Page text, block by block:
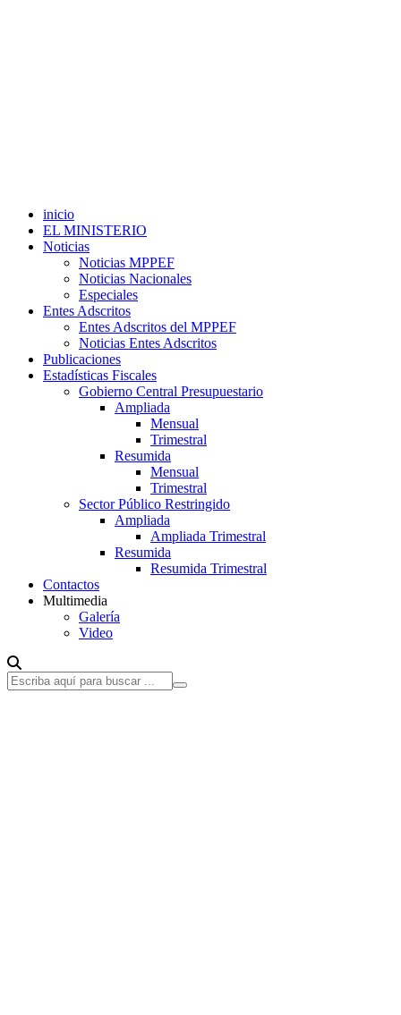
inicio
EL MINISTERIO
Noticias
Noticias MPPEF
Noticias Nacionales
Especiales
Entes Adscritos
Entes Adscritos del MPPEF
Noticias Entes Adscritos
Publicaciones
Estadísticas Fiscales
Gobierno Central Presupuestario
Ampliada
Mensual
Trimestral
Resumida
Mensual
Trimestral
Sector Público Restringido
Ampliada
Ampliada Trimestral
Resumida
Resumida Trimestral
Contactos
Multimedia
Galería
Video